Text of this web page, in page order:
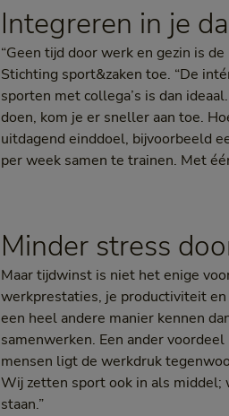
Integreren in je
“Geen tijd door werk en gezin is
Stichting sport&zaken toe. “De
sporten met collega’s is dan
doen, kom je er sneller aan toe.
uitdagend einddoel, bijvoorbeeld
per week samen te trainen. Met
Minder stress
Maar tijdwinst is niet het enige
werkprestaties, je productiviteit en
een heel andere manier kennen
samenwerken. Een ander
mensen ligt de werkdruk
Wij zetten sport ook in als middel;
staan.”